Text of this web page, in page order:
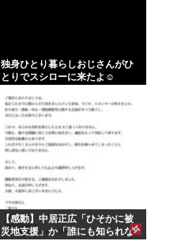
独身ひとり暮らしおじさんがひ
とりでスシローに来たよ☺
【感動】中居正広「ひそかに被
災地支援」か「誰にも知られな